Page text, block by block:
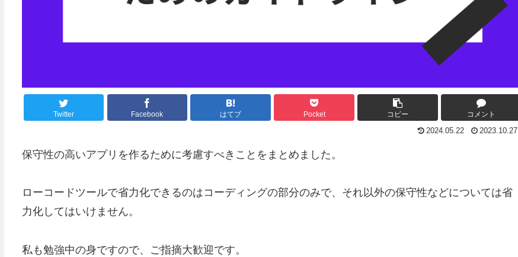
Twitter Facebook はてブ Pocket コピー コメント
2024.05.22 2023.10.27
保守性の高いアプリを作るために考慮すべきことをまとめました。
ローコードツールで省力化できるのはコーディングの部分のみで、それ以外の保守性などについては省
力化してはいけません。
私も勉強中の身ですので、ご指摘大歓迎です。